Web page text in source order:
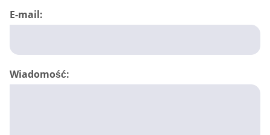
E-mail:
Wiadomość: